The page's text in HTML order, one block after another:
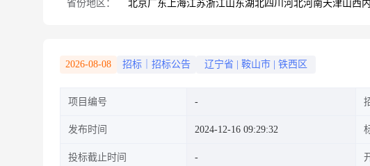
省份地区： 北京广东 上海江苏浙江山东湖北四川 河北河南天津山西
2026-08-08 招标｜招标公告 辽宁省 鞍山市 铁西区
项目编号
发布时间 2024-12-16 09:29:32
投标截止时间